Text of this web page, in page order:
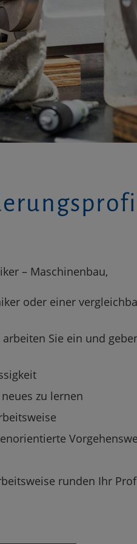
– Maschinenbau,
oder einer
Sie ein und
zu lernen
runden Ihr